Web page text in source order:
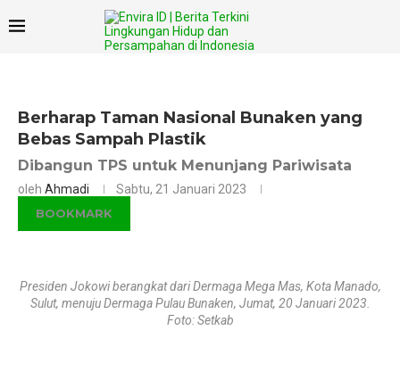
Berharap Taman Nasional Bunaken yang
Bebas Sampah Plastik
Dibangun TPS untuk Menunjang Pariwisata
oleh Ahmadi
Sabtu, 21 Januari 2023
BOOKMARK
Presiden Jokowi berangkat dari Dermaga Mega Mas, Kota Manado,
Sulut, menuju Dermaga Pulau Bunaken, Jumat, 20 Januari 2023.
Foto: Setkab